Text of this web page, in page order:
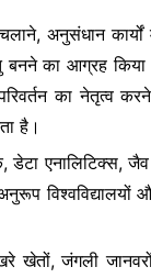
अनुसंधान
बनने का आग्रह
का नेतृत्व
है।
डेटा एनालिटिक्स,
विश्वविद्यालयों
खेतों, जंगली